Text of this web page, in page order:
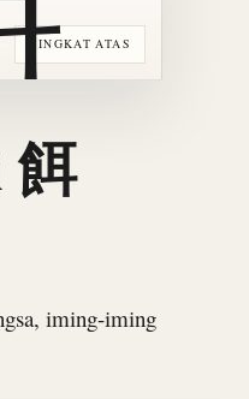
TINGKAT ATAS
iming-iming